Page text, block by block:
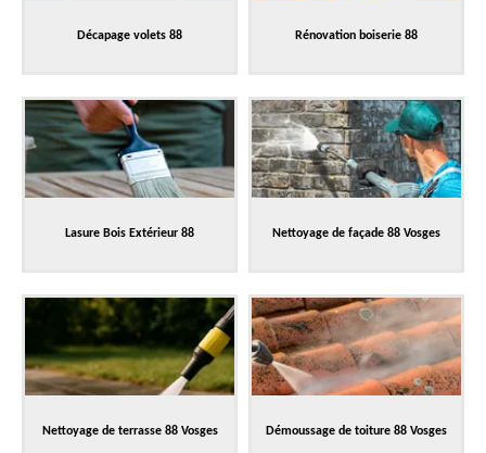
Décapage volets 88 Rénovation boiserie 88
Lasure Bois Extérieur 88 Nettoyage de façade 88 Vosges
Nettoyage de terrasse 88 Vosges Démoussage de toiture 88 Vosges